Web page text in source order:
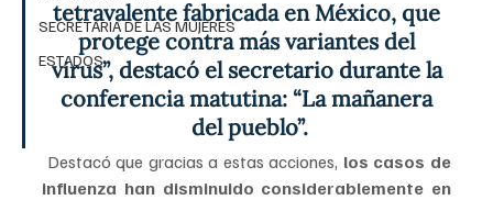
SECRETARIA DE LAS MUJERES
ESTADOS
tetravalente fabricada en México, que
protege contra más variantes del
virus”, destacó el secretario durante la
conferencia matutina: “La mañanera
del pueblo”.
Destacó que gracias a estas acciones, los casos de
influenza han disminuido considerablemente en